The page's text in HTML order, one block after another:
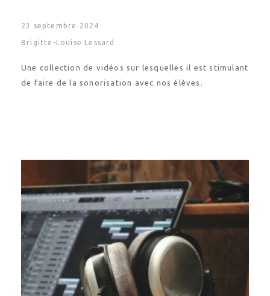
23 septembre 2024
Brigitte-Louise Lessard
Une collection de vidéos sur lesquelles il est stimulant
de faire de la sonorisation avec nos élèves.